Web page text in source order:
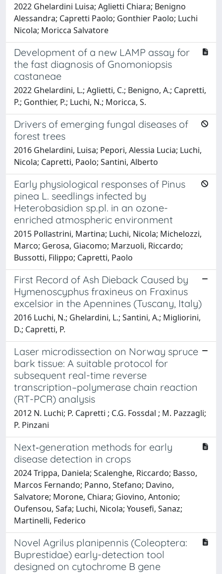
2022 Ghelardini Luisa; Aglietti Chiara; Benigno
Alessandra; Capretti Paolo; Gonthier Paolo; Luchi
Nicola; Moricca Salvatore
Development of a new LAMP assay for
the fast diagnosis of Gnomoniopsis
castaneae
2022 Ghelardini, L.; Aglietti, C.; Benigno, A.; Capretti,
P.; Gonthier, P.; Luchi, N.; Moricca, S.
Drivers of emerging fungal diseases of
forest trees
2016 Ghelardini, Luisa; Pepori, Alessia Lucia; Luchi,
Nicola; Capretti, Paolo; Santini, Alberto
Early physiological responses of Pinus
pinea L. seedlings infected by
Heterobasidion sp.pl. in an ozone-
enriched atmospheric environment
2015 Pollastrini, Martina; Luchi, Nicola; Michelozzi,
Marco; Gerosa, Giacomo; Marzuoli, Riccardo;
Bussotti, Filippo; Capretti, Paolo
First Record of Ash Dieback Caused by
Hymenoscyphus fraxineus on Fraxinus
excelsior in the Apennines (Tuscany, Italy)
2016 Luchi, N.; Ghelardini, L.; Santini, A.; Migliorini,
D.; Capretti, P.
Laser microdissection on Norway spruce
bark tissue: A suitable protocol for
subsequent real-time reverse
transcription–polymerase chain reaction
(RT-PCR) analysis
2012 N. Luchi; P. Capretti ; C.G. Fossdal ; M. Pazzagli;
P. Pinzani
Next‐generation methods for early
disease detection in crops
2024 Trippa, Daniela; Scalenghe, Riccardo; Basso,
Marcos Fernando; Panno, Stefano; Davino,
Salvatore; Morone, Chiara; Giovino, Antonio;
Oufensou, Safa; Luchi, Nicola; Yousefi, Sanaz;
Martinelli, Federico
Novel Agrilus planipennis (Coleoptera:
Buprestidae) early-detection tool
designed on cytochrome B gene